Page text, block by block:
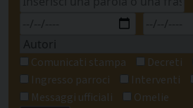
Comunicati stampa Decreti
Ingresso parroci
Interventi
Messaggi ufficiali
Omelie